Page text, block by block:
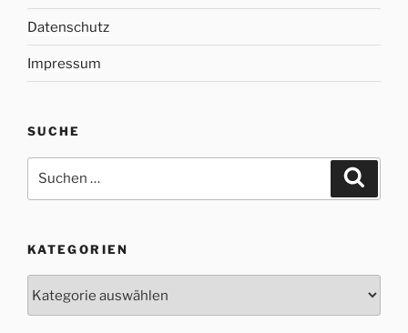
Datenschutz
Impressum
SUCHE
nach:
KATEGORIEN